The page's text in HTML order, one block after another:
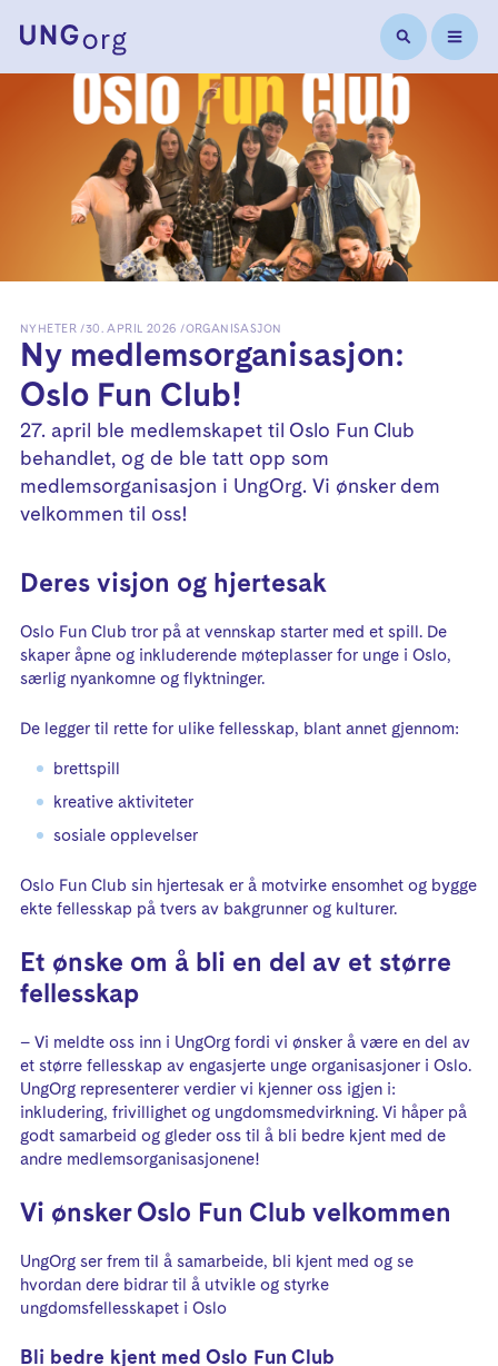
NYHETER 30. APRIL 2026 ORGANISASJON
Ny medlemsorganisasjon:
Oslo Fun Club!
27. april ble medlemskapet til Oslo Fun Club
behandlet, og de ble tatt opp som
medlemsorganisasjon i UngOrg. Vi ønsker dem
velkommen til oss!
Deres visjon og hjertesak
Oslo Fun Club tror på at vennskap starter med et spill. De
skaper åpne og inkluderende møteplasser for unge i Oslo,
særlig nyankomne og flyktninger.
De legger til rette for ulike fellesskap, blant annet gjennom:
brettspill
kreative aktiviteter
sosiale opplevelser
Oslo Fun Club sin hjertesak er å motvirke ensomhet og bygge
ekte fellesskap på tvers av bakgrunner og kulturer.
Et ønske om å bli en del av et større
fellesskap
– Vi meldte oss inn i UngOrg fordi vi ønsker å være en del av
et større fellesskap av engasjerte unge organisasjoner i Oslo.
UngOrg representerer verdier vi kjenner oss igjen i:
inkludering, frivillighet og ungdomsmedvirkning. Vi håper på
godt samarbeid og gleder oss til å bli bedre kjent med de
andre medlemsorganisasjonene!
Vi ønsker Oslo Fun Club velkommen
UngOrg ser frem til å samarbeide, bli kjent med og se
hvordan dere bidrar til å utvikle og styrke
ungdomsfellesskapet i Oslo
Bli bedre kjent med Oslo Fun Club